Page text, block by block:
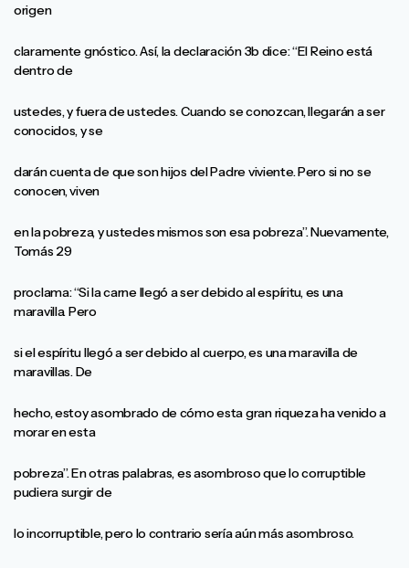
origen
claramente gnóstico. Así, la declaración 3b dice: “El Reino está
dentro de
ustedes, y fuera de ustedes. Cuando se conozcan, llegarán a ser
conocidos, y se
darán cuenta de que son hijos del Padre viviente. Pero si no se
conocen, viven
en la pobreza, y ustedes mismos son esa pobreza”. Nuevamente,
Tomás 29
proclama: “Si la carne llegó a ser debido al espíritu, es una
maravilla. Pero
si el espíritu llegó a ser debido al cuerpo, es una maravilla de
maravillas. De
hecho, estoy asombrado de cómo esta gran riqueza ha venido a
morar en esta
pobreza”. En otras palabras, es asombroso que lo corruptible
pudiera surgir de
lo incorruptible, pero lo contrario sería aún más asombroso.